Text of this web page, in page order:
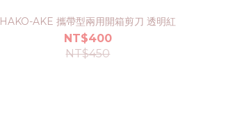
HAKO-AKE 攜帶型兩用開箱剪刀 透明紅
NT$400
NT$450